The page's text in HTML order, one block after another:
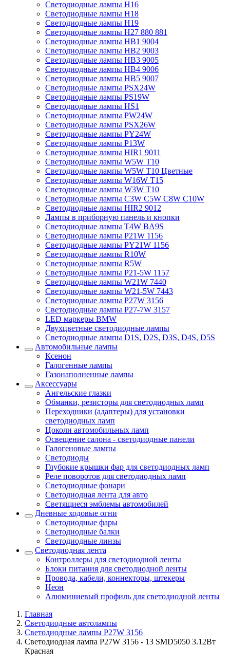
Светодиодные лампы H16
Светодиодные лампы H18
Светодиодные лампы H19
Светодиодные лампы H27 880 881
Светодиодные лампы HB1 9004
Светодиодные лампы HB2 9003
Светодиодные лампы HB3 9005
Светодиодные лампы HB4 9006
Светодиодные лампы HB5 9007
Светодиодные лампы PSX24W
Светодиодные лампы PS19W
Светодиодные лампы HS1
Светодиодные лампы PW24W
Светодиодные лампы PSX26W
Светодиодные лампы PY24W
Светодиодные лампы P13W
Светодиодные лампы HIR1 9011
Светодиодные лампы W5W T10
Светодиодные лампы W5W T10 Цветные
Светодиодные лампы W16W Т15
Светодиодные лампы W3W T10
Светодиодные лампы C3W C5W C8W C10W
Светодиодные лампы HIR2 9012
Лампы в приборную панель и кнопки
Светодиодные лампы T4W BA9S
Светодиодные лампы P21W 1156
Светодиодные лампы PY21W 1156
Светодиодные лампы R10W
Светодиодные лампы R5W
Светодиодные лампы P21-5W 1157
Светодиодные лампы W21W 7440
Светодиодные лампы W21-5W 7443
Светодиодные лампы P27W 3156
Светодиодные лампы P27-7W 3157
LED маркеры BMW
Двухцветные светодиодные лампы
Светодиодные лампы D1S, D2S, D3S, D4S, D5S
Автомобильные лампы
Ксенон
Галогенные лампы
Газонаполненные лампы
Аксессуары
Ангельские глазки
Обманки, резисторы для светодиодных ламп
Переходники (адаптеры) для установки
светодиодных ламп
Цоколи автомобильных ламп
Освещение салона - светодиодные панели
Галогеновые лампы
Светодиоды
Глубокие крышки фар для светодиодных ламп
Реле поворотов для светодиодных ламп
Светодиодные фонари
Светодиодная лента для авто
Светящиеся эмблемы автомобилей
Дневные ходовые огни
Светодиодные фары
Светодиодные балки
Светодиодные линзы
Светодиодная лента
Контроллеры для светодиодной ленты
Блоки питания для светодиодной ленты
Провода, кабели, коннекторы, штекеры
Неон
Алюминиевый профиль для светодиодной ленты
Главная
Светодиодные автолампы
Светодиодные лампы P27W 3156
Светодиодная лампа P27W 3156 - 13 SMD5050 3.12Вт
Красная